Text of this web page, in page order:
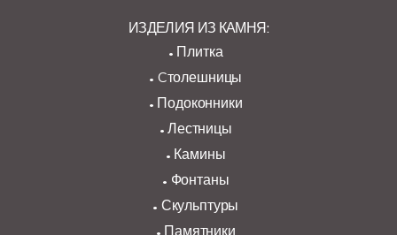
ИЗДЕЛИЯ ИЗ КАМНЯ:
Плитка
Cтолешницы
Подоконники
Лестницы
Камины
Фонтаны
Скульптуры
Памятники